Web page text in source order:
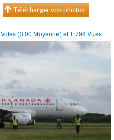
Télécharger vos photos
Votes (3.00 Moyenne) et 1.798 Vues